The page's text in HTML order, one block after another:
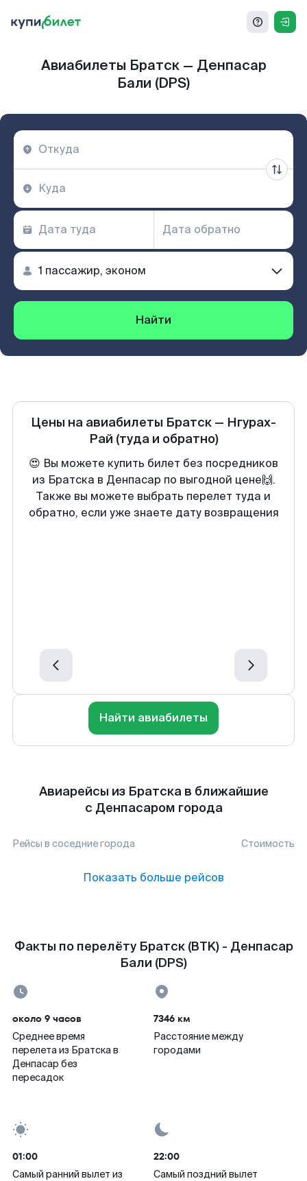
Авиабилеты Братск — Денпасар
Бали (DPS)
Найти
Цены на авиабилеты Братск — Нгурах-
Рай (туда и обратно)
😍 Вы можете купить билет без посредников
из Братска в Денпасар по выгодной цене🙌.
Также вы можете выбрать перелет туда и
обратно, если уже знаете дату возвращения
Найти авиабилеты
Авиарейсы из Братска в ближайшие
с Денпасаром города
Рейсы в соседние города Стоимость
Показать больше рейсов
Факты по перелёту Братск (BTK) - Денпасар
Бали (DPS)
около 9 часов
Среднее время
перелета из Братска в
Денпасар без
пересадок
7346 км
Расстояние между
городами
01:00
Самый ранний вылет из
22:00
Самый поздний вылет